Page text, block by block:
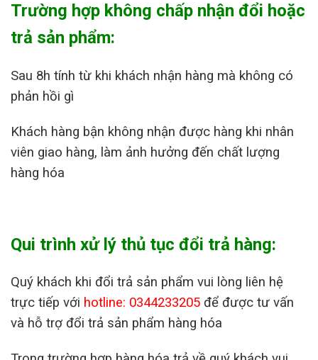
Trường hợp không chấp nhận đổi hoặc
trả sản phẩm:
Sau 8h tính từ khi khách nhận hàng mà không có
phản hồi gì
Khách hàng bận không nhận được hàng khi nhân
viên giao hàng, làm ảnh hưởng đến chất lượng
hàng hóa
Qui trình xử lý thủ tục đổi trả hàng:
Quý khách khi đổi trả sản phẩm vui lòng liên hệ
trực tiếp với hotline: 0344233205 để được tư vấn
và hỗ trợ đổi trả sản phẩm hàng hóa